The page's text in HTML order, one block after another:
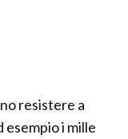
resistere a
i mille